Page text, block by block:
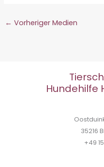
← Vorheriger Medien
Hundehilfe
35216
+49